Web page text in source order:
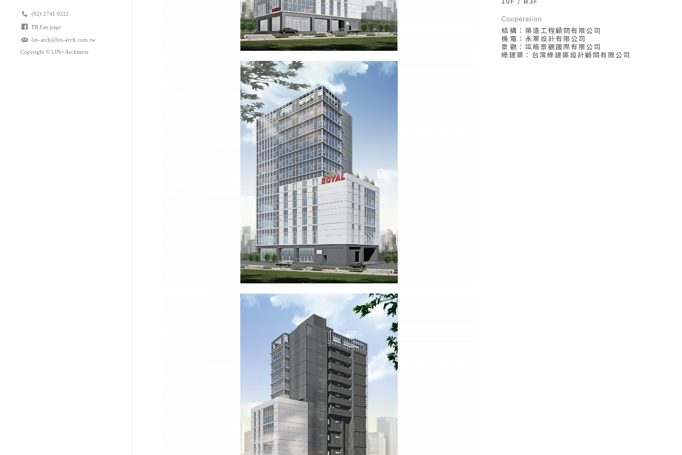
(02) 2741 0222
FB Fan page
lin-arch@lin-arch.com.tw
Copyright © LIN+ Architects
Cooperation
結ㅤ構：築遠工程顧問有限公司
機ㅤ電：永業設計有限公司
景ㅤ觀：竑皓景觀國際有限公司
綠建築：台灣綠建築設計顧問有限公司